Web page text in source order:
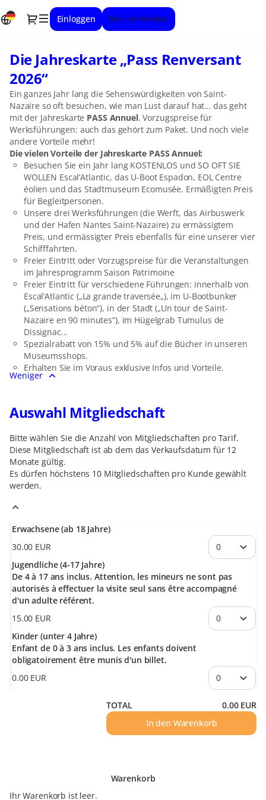
Dialog
Einloggen Neu anmelden
Auswahl
„Pass
Renversant
2026“]
Saint-
Nazaire
Umwerfend
Die
Jahreskarte
„Pass
Renversant
2026“
Die Jahreskarte „Pass Renversant
2026“
Ein ganzes Jahr lang die Sehenswürdigkeiten von Saint-
Nazaire so oft besuchen, wie man Lust darauf hat… das geht
mit der Jahreskarte PASS Annuel. Vorzugspreise für
Werksführungen: auch das gehört zum Paket. Und noch viele
andere Vorteile mehr!
Die vielen Vorteile der Jahreskarte PASS Annuel:
Besuchen Sie ein Jahr lang KOSTENLOS und SO OFT SIE
WOLLEN Escal’Atlantic, das U-Boot Espadon, EOL Centre
éolien und das Stadtmuseum Ecomusée. Ermäßigten Preis
fürBegleitpersonen.
Unsere drei Werksführungen (die Werft, das Airbuswerk
und der Hafen Nantes Saint-Nazaire) zu ermässigtem
Preis, und ermässigter Preis ebenfalls für eine unserer vier
Schifffahrten.
Freier Eintritt oder Vorzugspreise für die Veranstaltungen
im Jahresprogramm Saison Patrimoine
Freier Eintritt für verschiedene Führungen: innerhalb von
Escal’Atlantic („La grande traversée„), im U-Bootbunker
(„Sensations béton“), in der Stadt („Un tour de Saint-
Nazaire en 90 minutes“), im Hügelgrab Tumulus de
Dissignac…
Spezialrabatt von 15% und 5% auf die Bücher in unseren
Museumsshops.
Erhalten Sie im Voraus exklusive Infos und Vorteile.
Weniger
Auswahl Mitgliedschaft
Bitte wählen Sie die Anzahl von Mitgliedschaften pro Tarif.
Diese Mitgliedschaft ist ab dem das Verkaufsdatum für 12
Monate gültig.
Es dürfen höchstens 10 Mitgliedschaften pro Kunde gewählt
werden.
Erwachsene (ab 18 Jahre)
30.00 EUR
Jugendliche (4-17 Jahre)
De 4 à 17 ans inclus. Attention, les mineurs ne sont pas
autorisés à effectuer la visite seul sans être accompagné
d'un adulte référent.
15.00 EUR
Kinder (unter 4 Jahre)
Enfant de 0 à 3 ans inclus. Les enfants doivent
obligatoirement être munis d'un billet.
0.00 EUR
TOTAL 0.00 EUR
In den Warenkorb
Warenkorb
Ihr Warenkorb ist leer.